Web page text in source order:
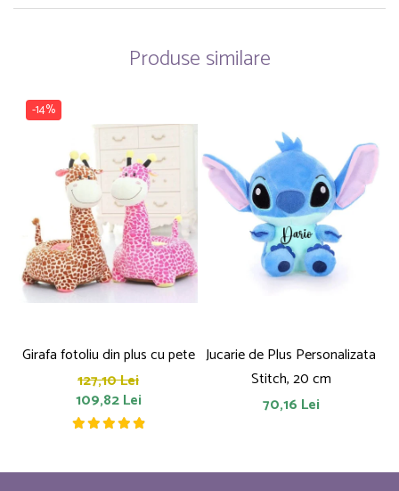
Produse similare
-14%
Girafa fotoliu din plus cu pete
127,10 Lei
109,82 Lei
Jucarie de Plus Personalizata
Stitch, 20 cm
70,16 Lei